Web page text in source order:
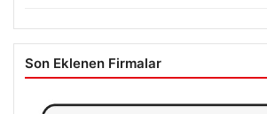
Son Eklenen Firmalar